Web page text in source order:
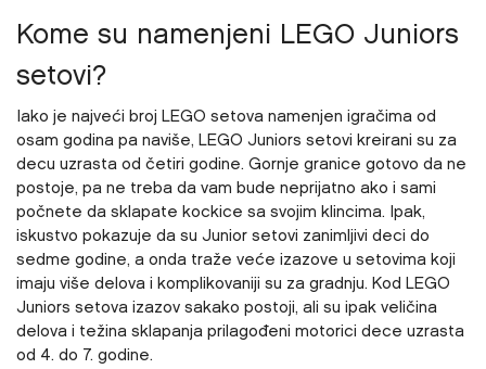
Kome su namenjeni LEGO Juniors
setovi?
Iako je najveći broj LEGO setova namenjen igračima od
osam godina pa naviše, LEGO Juniors setovi kreirani su za
decu uzrasta od četiri godine. Gornje granice gotovo da ne
postoje, pa ne treba da vam bude neprijatno ako i sami
počnete da sklapate kockice sa svojim klincima. Ipak,
iskustvo pokazuje da su Junior setovi zanimljivi deci do
sedme godine, a onda traže veće izazove u setovima koji
imaju više delova i komplikovaniji su za gradnju. Kod LEGO
Juniors setova izazov sakako postoji, ali su ipak veličina
delova i težina sklapanja prilagođeni motorici dece uzrasta
od 4. do 7. godine.